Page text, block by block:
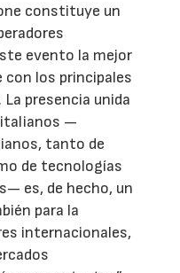
constituye un
evento la mejor
con los principales
presencia unida
—
tanto de
de tecnologías
es, de hecho, un
para la
internacionales,